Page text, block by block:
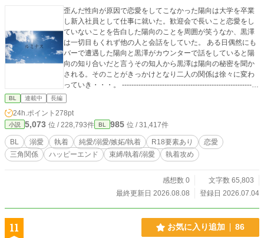
歪んだ性向が原因で恋愛をしてこなかった陽向は大学を卒業
し新入社員として仕事に就いた。歓迎会で長いこと恋愛をし
ていないことを告白した陽向のことを周囲が笑うなか、黒澤
は一切目もくれず他の人と会話をしていた。 ある日偶然にも
バーで遭遇した陽向と黒澤がカウンターで話をしていると陽
向の知り合いだと言うその知人から黒澤は陽向の秘密を聞か
される。そのことがきっかけとなり二人の関係は徐々に変わ
っていき・・・。 -------------------------------------------------------
このお話は一部r18要素を含みます。 ご注意ください。
BL 連載中 長編
24h.ポイント 278pt
小説 5,073 位 / 228,793件 BL 985 位 / 31,417件
BL 溺愛 執着 純愛/溺愛/嫉妬/執着 R18要素あり
恋愛
三角関係
ハッピーエンド 束縛/執着/溺愛 執着攻め
感想数 0
文字数 65,803
最終更新日 2026.08.08
登録日 2026.07.04
11 お気に入り追加 86